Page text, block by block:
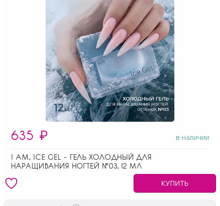
635 ₽ в наличии
I AM, ICE GEL - ГЕЛЬ ХОЛОДНЫЙ ДЛЯ
НАРАЩИВАНИЯ НОГТЕЙ №03, 12 МЛ
КУПИТЬ